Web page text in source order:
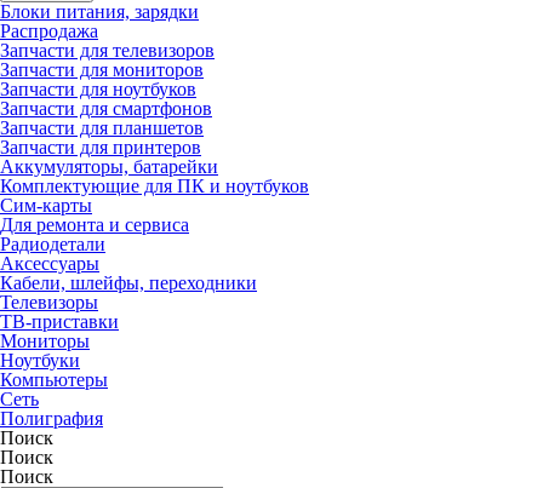
Блоки питания, зарядки
Распродажа
Запчасти для телевизоров
Запчасти для мониторов
Запчасти для ноутбуков
Запчасти для смартфонов
Запчасти для планшетов
Запчасти для принтеров
Аккумуляторы, батарейки
Комплектующие для ПК и ноутбуков
Сим-карты
Для ремонта и сервиса
Радиодетали
Аксессуары
Кабели, шлейфы, переходники
Телевизоры
ТВ-приставки
Мониторы
Ноутбуки
Компьютеры
Сеть
Полиграфия
Поиск
Поиск
Поиск